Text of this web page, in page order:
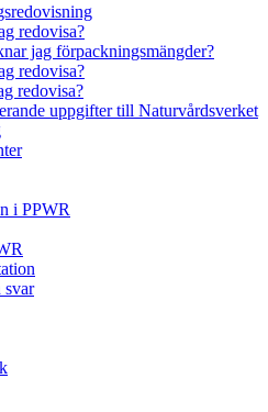
redovisa?
jag förpackningsmängder?
redovisa?
redovisa?
uppgifter till Naturvårdsverket
i PPWR
svar